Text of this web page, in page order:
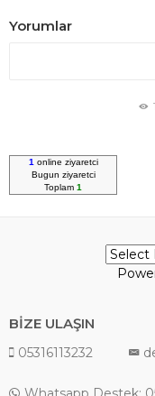
Yorumlar
1online ziyaretci
Bugun ziyaretci
Toplam 1
BİZE ULAŞIN
05316113232